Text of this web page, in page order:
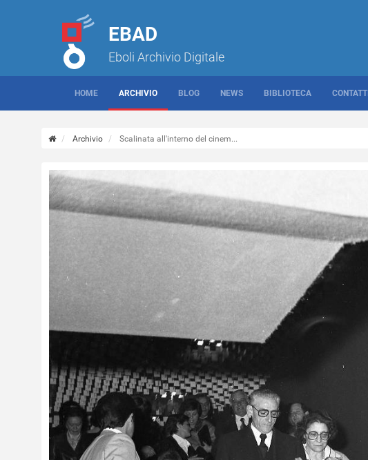
EBAD
Eboli Archivio Digitale
HOME ARCHIVIO BLOG NEWS BIBLIOTECA CONTATTI
Archivio Scalinata all'interno del cinem...